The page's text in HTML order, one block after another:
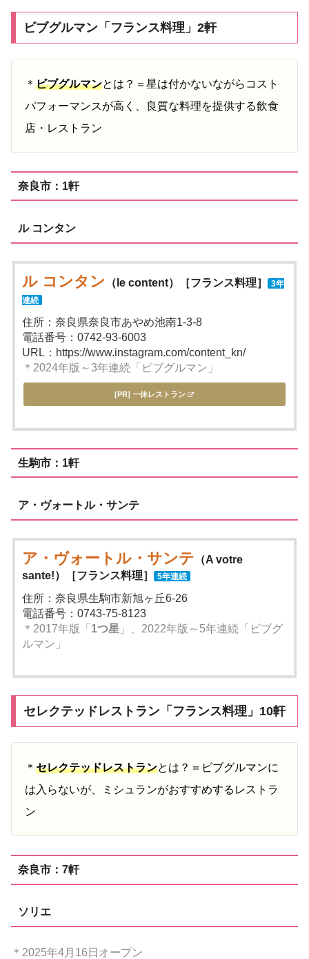
ビブグルマン「フランス料理」2軒
＊ ビブグルマンとは？＝星は付かないながらコスト
パフォーマンスが高く、良質な料理を提供する飲食
店・レストラン
奈良市：1軒
ル コンタン
ル コンタン （le content）［フランス料理］ 3年
連続
住所：奈良県奈良市あやめ池南1-3-8
電話番号：0742-93-6003
URL：https://www.instagram.com/content_kn/
＊2024年版～3年連続「ビブグルマン」
[PR] 一休レストラン
生駒市：1軒
ア・ヴォートル・サンテ
ア・ヴォートル・サンテ （A votre
sante!）［フランス料理］ 5年連続
住所：奈良県生駒市新旭ヶ丘6-26
電話番号：0743-75-8123
＊2017年版「 1つ星 」、2022年版～5年連続「ビブグ
ルマン」
セレクテッドレストラン「フランス料理」10軒
＊ セレクテッドレストランとは？＝ビブグルマンに
は入らないが、ミシュランがおすすめするレストラ
ン
奈良市：7軒
ソリエ
＊2025年4月16日オープン